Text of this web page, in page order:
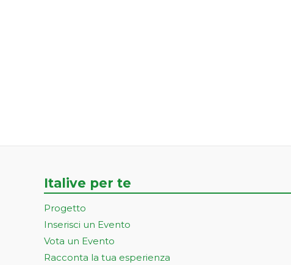
Italive per te
Progetto
Inserisci un Evento
Vota un Evento
Racconta la tua esperienza